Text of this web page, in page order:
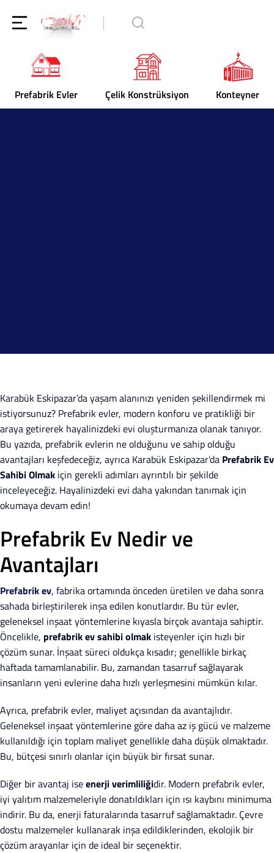
Prefabrik Evler Çelik Konstrüksiyon Konteyner
Karabük Eskipazar’da yaşam alanınızı yeniden şekillendirmek mi
istiyorsunuz? Prefabrik evler, modern konforu ve pratikliği bir
araya getirerek hayalinizdeki evi oluşturmanıza olanak tanıyor.
Bu yazıda, prefabrik evlerin ne olduğunu ve sahip olduğu
avantajları keşfedeceğiz, ayrıca Karabük Eskipazar’da Prefabrik Ev
Sahibi Olmak için gerekli adımları ayrıntılı bir şekilde
inceleyeceğiz. Hayalinizdeki evi daha yakından tanımak için
okumaya devam edin!
Prefabrik Ev Nedir ve
Avantajları
Prefabrik ev, fabrika ortamında önceden üretilen ve daha sonra
sahada birleştirilerek inşa edilen konutlardır. Bu tür evler,
geleneksel inşaat yöntemlerine kıyasla birçok avantaja sahiptir.
Öncelikle, prefabrik ev sahibi olmak isteyenler için hızlı bir
çözüm sunar. İnşaat süreci oldukça kısadır; genellikle birkaç
haftada tamamlanabilir. Bu, zamandan tasarruf sağlayarak
insanların yeni evlerine daha hızlı yerleşmesini mümkün kılar.
Ayrıca, prefabrik evler, maliyet açısından da avantajlıdır.
Geleneksel inşaat yöntemlerine göre daha az iş gücü ve malzeme
kullanıldığı için toplam maliyet genellikle daha düşük olmaktadır.
Bu, bütçesi sınırlı olanlar için büyük bir fırsat sunar.
Diğer bir avantaj iseenerji verimliliğidir. Modern prefabrik evler,
iyi yalıtım malzemeleriyle donatıldıkları için ısı kaybını minimuma
indirir. Bu da, enerji faturalarında tasarruf sağlamaktadır. Çevre
dostu malzemeler kullanarak inşa edildiklerinden, ekolojik bir
çözüm arayanlar için de ideal bir seçenektir.